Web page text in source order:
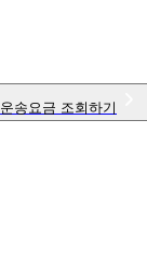
운송요금 조회하기